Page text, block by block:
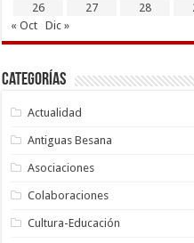
26
27 28
« Oct
Dic »
Categorías
Actualidad
Antiguas Besana
Asociaciones
Colaboraciones
Cultura-Educación